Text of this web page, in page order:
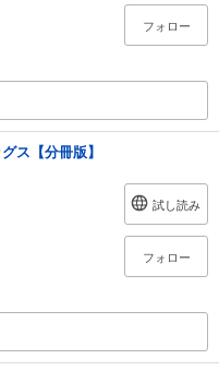
フォロー
ス【分冊版】
試し読み
フォロー